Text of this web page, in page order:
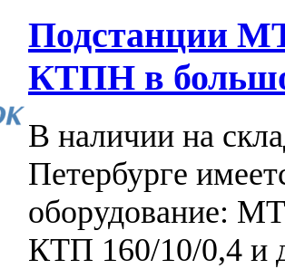
Подстанции
КТПН в
В наличии на
Петербурге
оборудование:
КТП 160/10/0,4 и